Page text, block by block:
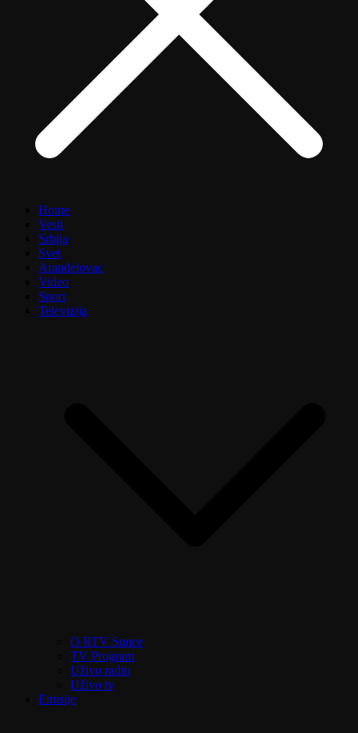
Home
Vesti
Srbija
Svet
Aranđelovac
Video
Sport
Televizija
O RTV Sunce
TV Program
Uživo radio
Uživo tv
Emisije